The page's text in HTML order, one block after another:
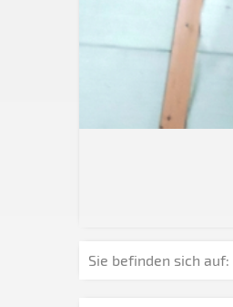
Sie befinden sich auf: